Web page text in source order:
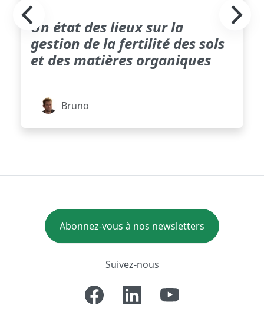
Un état des lieux sur la
gestion de la fertilité des sols
et des matières organiques
Bruno
Abonnez-vous à nos newsletters
Suivez-nous